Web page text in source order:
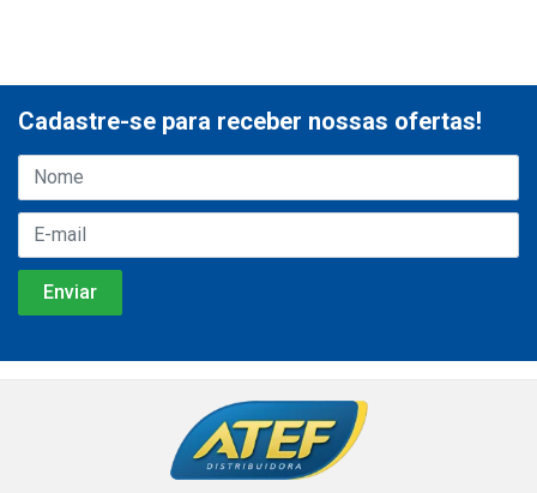
Cadastre-se para receber nossas ofertas!